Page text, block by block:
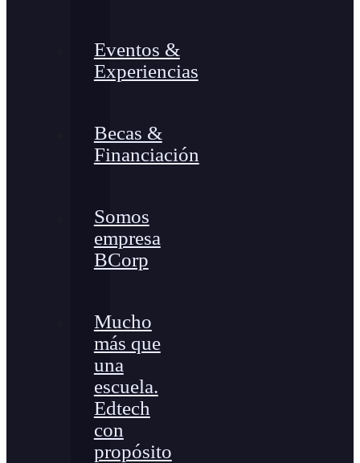
Eventos &
Experiencias
Becas &
Financiación
Somos
empresa
BCorp
Mucho
más que
una
escuela.
Edtech
con
propósito